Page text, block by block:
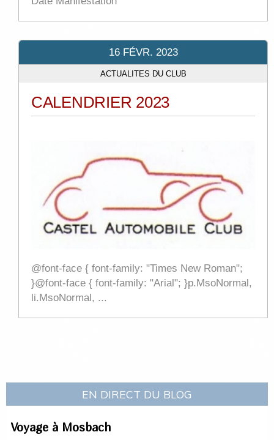
16 FÉVR. 2023
ACTUALITES DU CLUB
CALENDRIER 2023
@font-face { font-family: "Times New Roman";
}@font-face { font-family: "Arial"; }p.MsoNormal,
li.MsoNormal, ...
EN DIRECT DU BLOG
Voyage à Mosbach